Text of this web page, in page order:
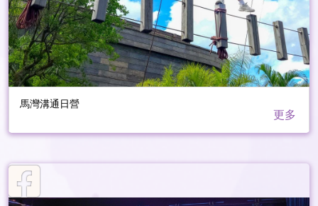
馬灣溝通日營
更多